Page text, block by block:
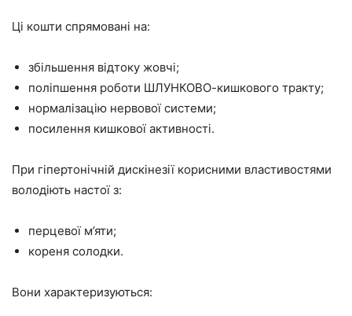
Ці кошти спрямовані на:
збільшення відтоку жовчі;
поліпшення роботи ШЛУНКОВО-кишкового тракту;
нормалізацію нервової системи;
посилення кишкової активності.
При гіпертонічній дискінезії корисними властивостями
володіють настої з:
перцевої м’яти;
кореня солодки.
Вони характеризуються: